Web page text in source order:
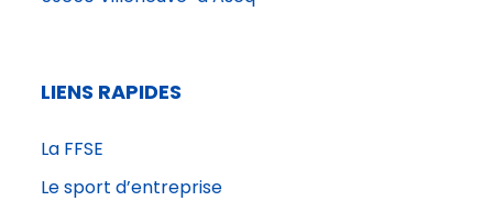
B
LIENS RAPIDES
La FFSE
Le sport d’entreprise